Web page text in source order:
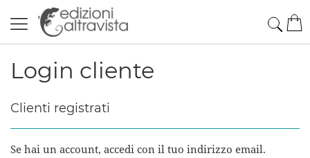
al
contenuto
Login cliente
Clienti registrati
Se hai un account, accedi con il tuo indirizzo email.